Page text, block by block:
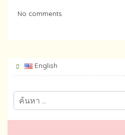
No comments.
English